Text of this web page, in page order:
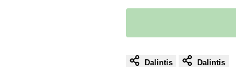
Dalintis Dalintis